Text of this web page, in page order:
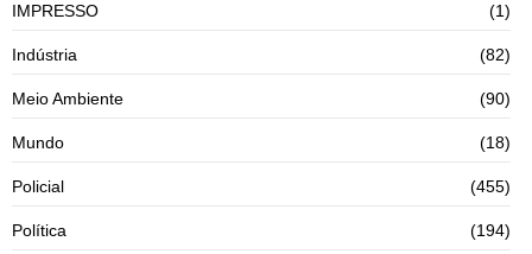
IMPRESSO (1)
Indústria (82)
Meio Ambiente (90)
Mundo (18)
Policial (455)
Política (194)